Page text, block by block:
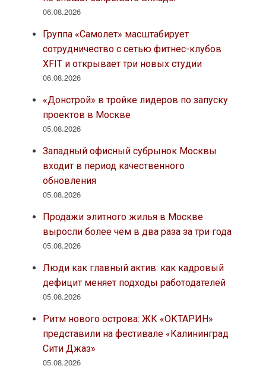
06.08.2026
Группа «Самолет» масштабирует
сотрудничество с сетью фитнес-клубов
XFIT и открывает три новых студии
06.08.2026
«Донстрой» в тройке лидеров по запуску
проектов в Москве
05.08.2026
Западный офисный субрынок Москвы
входит в период качественного
обновления
05.08.2026
Продажи элитного жилья в Москве
выросли более чем в два раза за три года
05.08.2026
Люди как главный актив: как кадровый
дефицит меняет подходы работодателей
05.08.2026
Ритм нового острова: ЖК «ОКТАРИН»
представили на фестивале «Калининград
Сити Джаз»
05.08.2026